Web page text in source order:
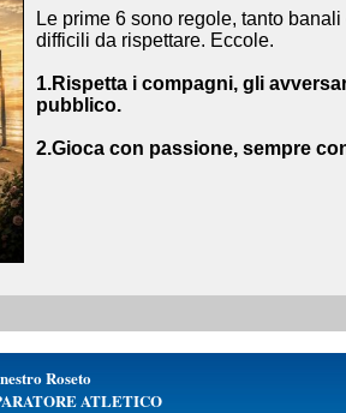
Le prime 6 sono regole, tanto
difficili da rispettare. Eccole.
1.Rispetta i compagni, gli
pubblico.
2.Gioca con passione, sempre
Roseto
ATLETICO